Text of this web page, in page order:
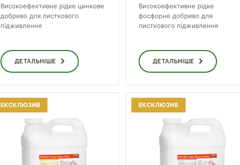
Високоефективне рідке цинкове
добриво для листкового
підживлення
ДЕТАЛЬНІШЕ
Високоефективне рідке
фосфорне добриво для
листкового підживлення
ДЕТАЛЬНІШЕ
ЕКСКЛЮЗИВ ЕКСКЛЮЗИВ